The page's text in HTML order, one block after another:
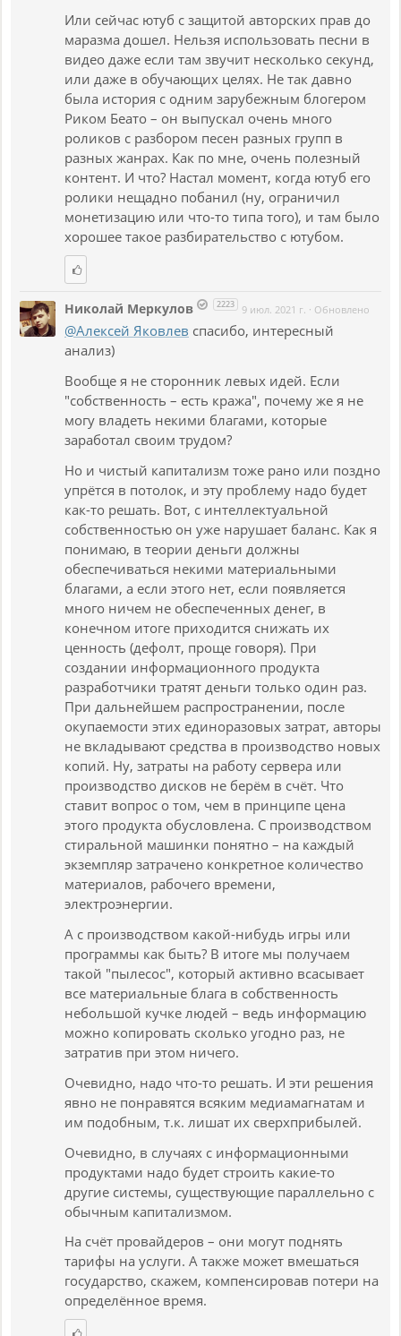
Или сейчас ютуб с защитой авторских прав до
маразма дошел. Нельзя использовать песни в
видео даже если там звучит несколько секунд,
или даже в обучающих целях. Не так давно
была история с одним зарубежным блогером
Риком Беато – он выпускал очень много
роликов с разбором песен разных групп в
разных жанрах. Как по мне, очень полезный
контент. И что? Настал момент, когда ютуб его
ролики нещадно побанил (ну, ограничил
монетизацию или что-то типа того), и там было
хорошее такое разбирательство с ютубом.
Николай Меркулов 2223 9 июл. 2021 г. · Обновлено
@Алексей Яковлев спасибо, интересный
анализ)
Вообще я не сторонник левых идей. Если
"собственность – есть кража", почему же я не
могу владеть некими благами, которые
заработал своим трудом?
Но и чистый капитализм тоже рано или поздно
упрётся в потолок, и эту проблему надо будет
как-то решать. Вот, с интеллектуальной
собственностью он уже нарушает баланс. Как я
понимаю, в теории деньги должны
обеспечиваться некими материальными
благами, а если этого нет, если появляется
много ничем не обеспеченных денег, в
конечном итоге приходится снижать их
ценность (дефолт, проще говоря). При
создании информационного продукта
разработчики тратят деньги только один раз.
При дальнейшем распространении, после
окупаемости этих единоразовых затрат, авторы
не вкладывают средства в производство новых
копий. Ну, затраты на работу сервера или
производство дисков не берём в счёт. Что
ставит вопрос о том, чем в принципе цена
этого продукта обусловлена. С производством
стиральной машинки понятно – на каждый
экземпляр затрачено конкретное количество
материалов, рабочего времени,
электроэнергии.
А с производством какой-нибудь игры или
программы как быть? В итоге мы получаем
такой "пылесос", который активно всасывает
все материальные блага в собственность
небольшой кучке людей – ведь информацию
можно копировать сколько угодно раз, не
затратив при этом ничего.
Очевидно, надо что-то решать. И эти решения
явно не понравятся всяким медиамагнатам и
им подобным, т.к. лишат их сверхприбылей.
Очевидно, в случаях с информационными
продуктами надо будет строить какие-то
другие системы, существующие параллельно с
обычным капитализмом.
На счёт провайдеров – они могут поднять
тарифы на услуги. А также может вмешаться
государство, скажем, компенсировав потери на
определённое время.